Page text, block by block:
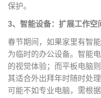
保护。
3、智能设备：扩展工作空
春节期间，如果家里有智
为临时的办公设备。智能
的视觉体验；而平板电脑
其适合外出拜年时随时处
可能不如专业电脑，需根